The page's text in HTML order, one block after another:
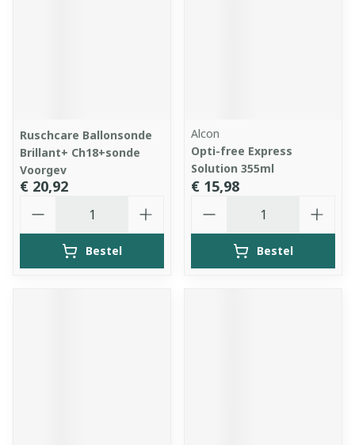
Ruschcare Ballonsonde
Brillant+ Ch18+sonde
Voorgev
€ 20,92
Bestel
Alcon
Opti-free Express
Solution 355ml
€ 15,98
Bestel